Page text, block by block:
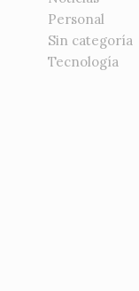
Personal
Sin categoría
Tecnología